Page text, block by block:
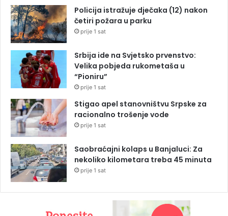
Policija istražuje dječaka (12) nakon
četiri požara u parku
prije 1 sat
Srbija ide na Svjetsko prvenstvo:
Velika pobjeda rukometaša u
“Pioniru”
prije 1 sat
Stigao apel stanovništvu Srpske za
racionalno trošenje vode
prije 1 sat
Saobraćajni kolaps u Banjaluci: Za
nekoliko kilometara treba 45 minuta
prije 1 sat